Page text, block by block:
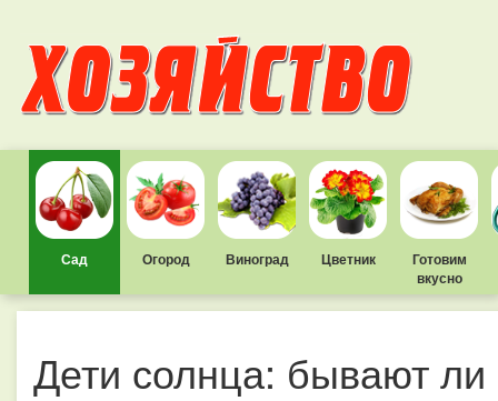
Сад Огород Виноград Цветник
Готовим
вкусно
Дети солнца: бывают